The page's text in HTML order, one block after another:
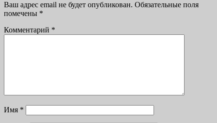
Ваш адрес email не будет опубликован. Обязательные поля
помечены *
Комментарий *
Имя *